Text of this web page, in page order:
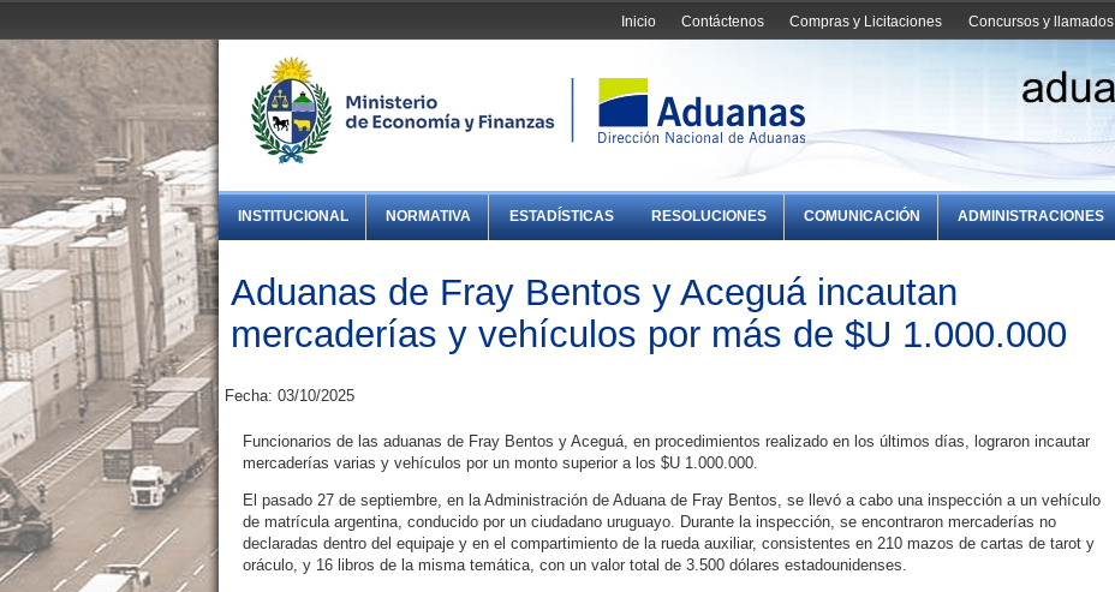
Concursos y llamados
Compras y Licitaciones
Contáctenos
Inicio
INSTITUCIONAL NORMATIVA ESTADÍSTICAS RESOLUCIONES COMUNICACIÓN ADMINISTRACIONES
Aduanas de Fray Bentos y Aceguá incautan
mercaderías y vehículos por más de $U 1.000.000
Fecha: 03/10/2025
Funcionarios de las aduanas de Fray Bentos y Aceguá, en procedimientos realizado en los últimos días, lograron incautar
mercaderías varias y vehículos por un monto superior a los $U 1.000.000.
El pasado 27 de septiembre, en la Administración de Aduana de Fray Bentos, se llevó a cabo una inspección a un vehículo
de matrícula argentina, conducido por un ciudadano uruguayo. Durante la inspección, se encontraron mercaderías no
declaradas dentro del equipaje y en el compartimiento de la rueda auxiliar, consistentes en 210 mazos de cartas de tarot y
oráculo, y 16 libros de la misma temática, con un valor total de 3.500 dólares estadounidenses.